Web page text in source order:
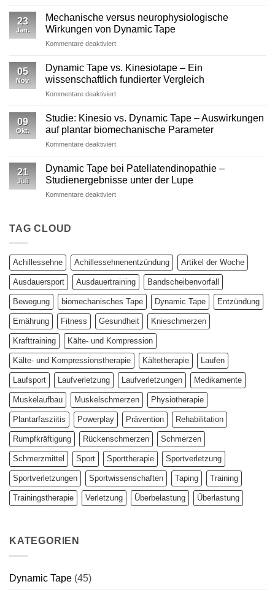
im
Profisport
–
reine
Stabilisation
ausreicht
23
Jan.
Mechanische versus neurophysiologische
Wirkungen von Dynamic Tape
Kommentare deaktiviertfür
versus
neurophysiologische
Wirkungen
von
05
Nov.
Dynamic Tape vs. Kinesiotape – Ein
wissenschaftlich fundierter Vergleich
Kommentare deaktiviertfür
Tape
Kinesiotape
–
wissenschaftlich
fundierter
09
Okt.
Studie: Kinesio vs. Dynamic Tape – Auswirkungen
auf plantar biomechanische Parameter
Kommentare deaktiviertfür
Kinesio
Dynamic
Tape
Parameter
21
Juli
Dynamic Tape bei Patellatendinopathie –
Studienergebnisse unter der Lupe
Kommentare deaktiviertfür
Studienergebnisse
unter
der
TAG CLOUD
Achillessehne Achillessehnenentzündung Artikel der Woche
Ausdauersport Ausdauertraining Bandscheibenvorfall
Bewegung biomechanisches Tape Dynamic Tape Entzündung
Ernährung Fitness Gesundheit Knieschmerzen
Krafttraining Kälte- und Kompression
Kälte- und Kompressionstherapie Kältetherapie Laufen
Laufsport Laufverletzung Laufverletzungen Medikamente
Muskelaufbau Muskelschmerzen Physiotherapie
Plantarfasziitis Powerplay Prävention Rehabilitation
Rumpfkräftigung Rückenschmerzen Schmerzen
Schmerzmittel Sport Sporttherapie Sportverletzung
Sportverletzungen Sportwissenschaften Taping Training
Trainingstherapie Verletzung Überbelastung Überlastung
KATEGORIEN
Dynamic Tape (45)